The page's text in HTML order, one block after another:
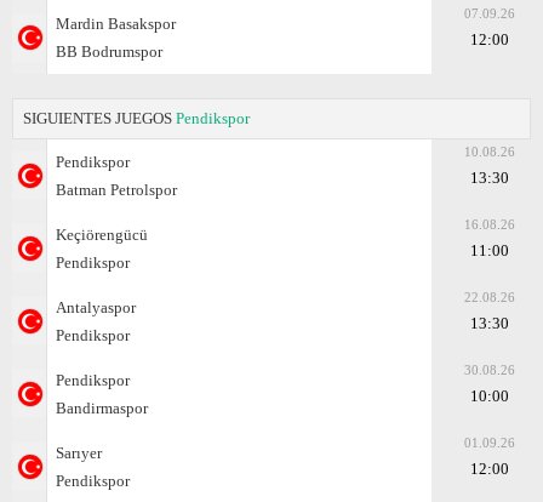
Mardin Basakspor
BB Bodrumspor
07.09.26
12:00
SIGUIENTES JUEGOS Pendikspor
Pendikspor
Batman Petrolspor
10.08.26
13:30
Keçiörengücü
Pendikspor
16.08.26
11:00
Antalyaspor
Pendikspor
22.08.26
13:30
Pendikspor
Bandirmaspor
30.08.26
10:00
Sarıyer
Pendikspor
01.09.26
12:00